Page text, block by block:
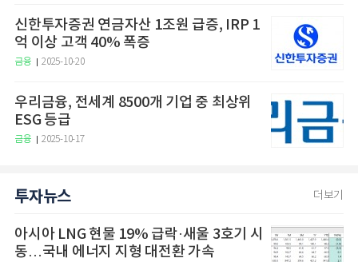
신한투자증권 연금자산 1조원 급증, IRP 1
억 이상 고객 40% 폭증
금융 2025-10-20
우리금융, 전세계 8500개 기업 중 최상위
ESG 등급
금융 2025-10-17
투자뉴스 더보기
아시아 LNG 현물 19% 급락·새울 3호기 시
동…국내 에너지 지형 대전환 가속